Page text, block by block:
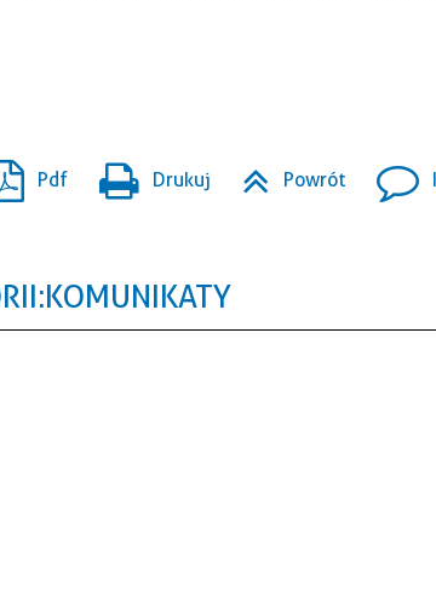
Pdf Drukuj Powrót
KOMUNIKATY